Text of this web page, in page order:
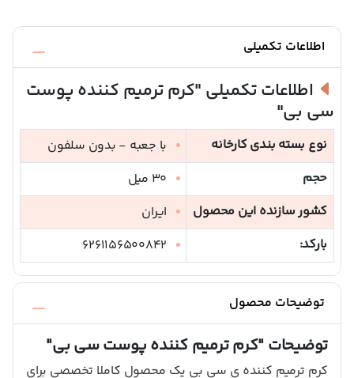
اطلاعات تکمیلی
اطلاعات تکمیلی "کرم ترمیم کننده پوست
سی بی"
نوع بسته بندی کارخانه
با جعبه - بدون سلفون
حجم
30 میل
کشور سازنده این محصول
ایران
بارکد:
6261156500842
توضیحات محصول
توضیحات"کرم ترمیم کننده پوست سی بی"
کرم ترمیم کننده ی سی بی یک محصول کاملا تخصصی برای